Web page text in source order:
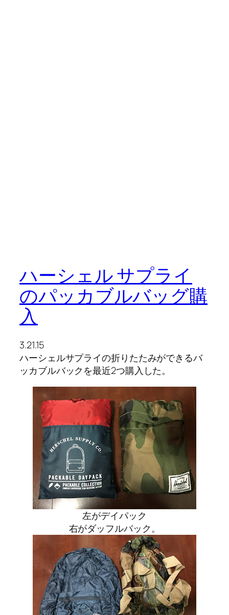
ハーシェル サプライ
のパッカブルバッグ購
入
3.21.15
ハーシェルサプライの折りたたみができるバ
ッカブルバックを最近2つ購入した。
左がデイパック
右がダッフルバック。